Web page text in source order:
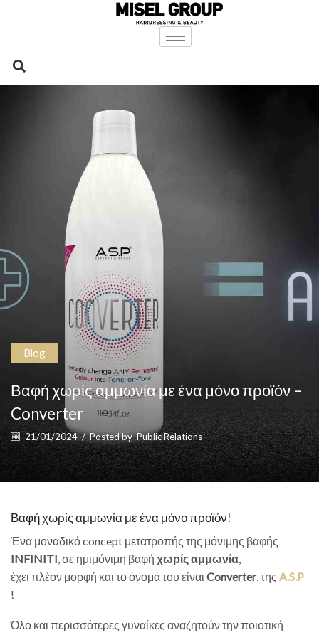
Blog
Βαφή χωρίς αμμωνία με ένα μόνο προϊόν –
Converter
21/01/2024 / Posted by Public Relations
Βαφή χωρίς αμμωνία με ένα μόνο προϊόν!
Ένα μοναδικό concept μετατροπής της μόνιμης βαφής
INFINITI , σε ημιμόνιμη βαφή χωρίς αμμωνία
έχει πλέον μορφή και το όνομά του είναι Converter, της A.S.P
!
Όλο και περισσότερες γυναίκες αναζητούν την ποιοτική